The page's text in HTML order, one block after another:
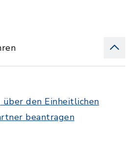
über den Einheitlichen
beantragen